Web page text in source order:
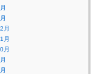
月
月
月